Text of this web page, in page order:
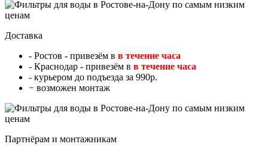
Доставка
- Ростов - привезём в в течение часа
- Краснодар - привезём в в течение часа
- курьером до подъезда за 990р.
− возможен монтаж
Партнёрам и монтажникам